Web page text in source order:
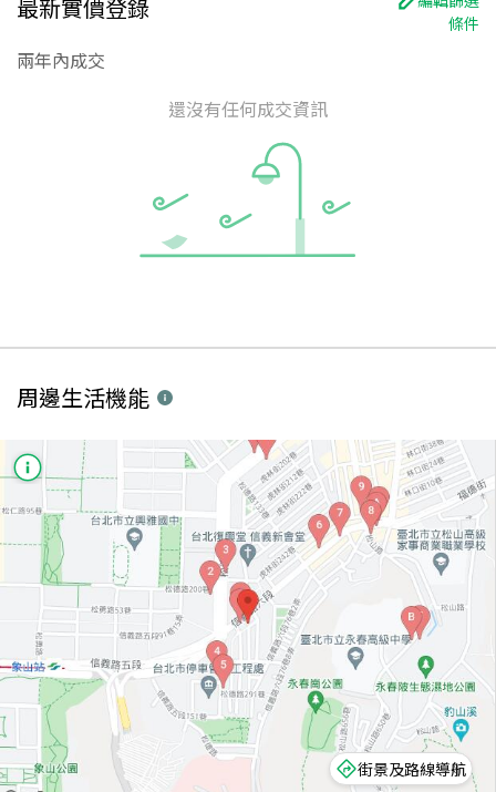
最新實價登錄
條件
兩年內成交
還沒有任何成交資訊
周邊生活機能
街景及路線導航